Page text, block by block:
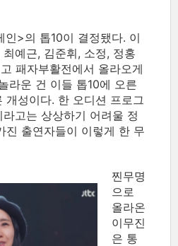
>의 톱10이 결정됐다. 이
예근, 김준휘, 소정, 정홍
패자부활전에서 올라오게
라운 건 이들 톱10에 오른
개성이다. 한 오디션 프로그
고는 상상하기 어려울 정
진 출연자들이 이렇게 한 무
찐무명
으로
올라온
이무진
은 통